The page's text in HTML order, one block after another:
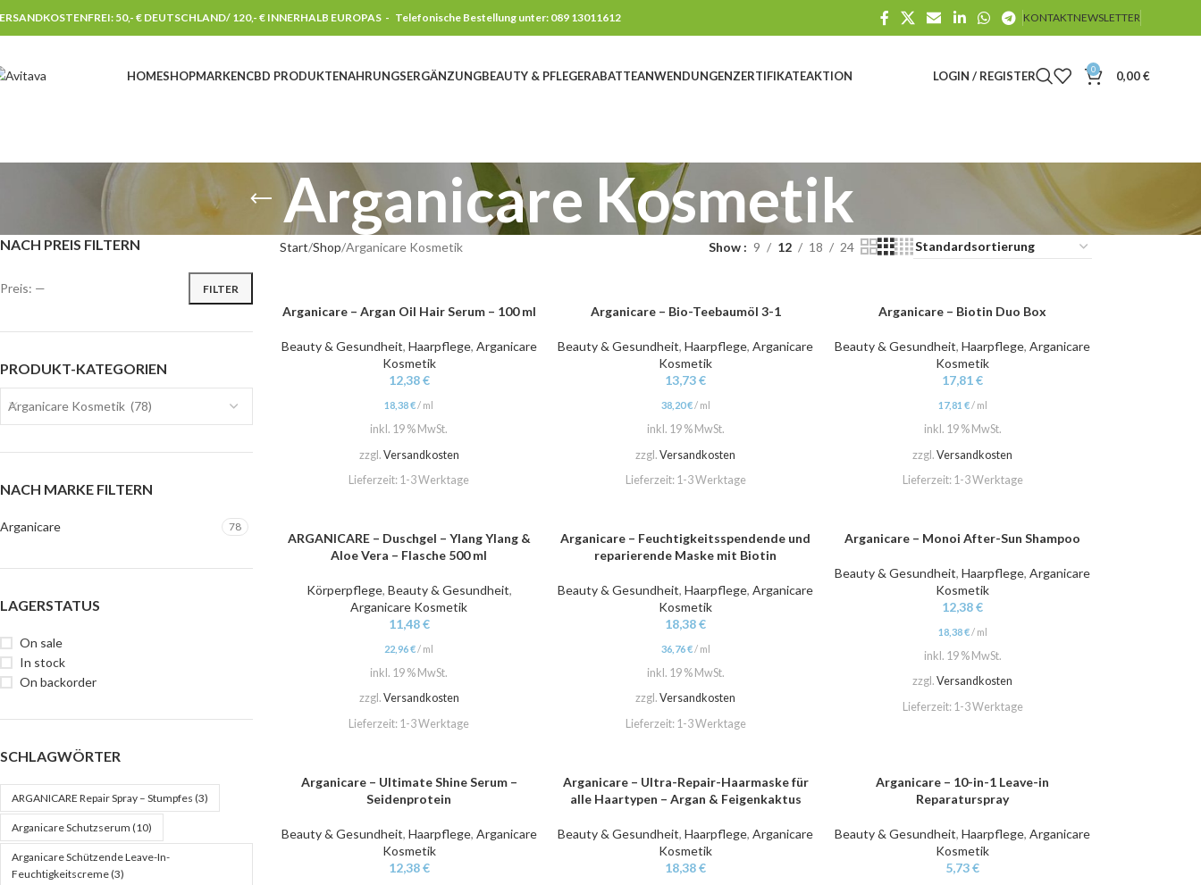
50,- € DEUTSCHLAND/ 120,- € INNERHALB EUROPAS - Telefonische Bestellung unter: 089 13011612 KONTAKTNEWSLETTER
HOMESHOPMARKENCBD PRODUKTENAHRUNGSERGÄNZUNGBEAUTY & PFLEGERABATTEANWENDUNGENZERTIFIKATEAKTION LOGIN / REGISTER 0 0,00€
Arganicare Kosmetik
NACH PREIS FILTERN
FILTER
Preis: —
PRODUKT-KATEGORIEN
Arganicare Kosmetik (78)
NACH MARKE FILTERN
Arganicare 78
LAGERSTATUS
On sale
In stock
On backorder
SCHLAGWÖRTER
ARGANICARE Repair Spray – Stumpfes (3)
Arganicare Schutzserum (10)
Arganicare Schützende Leave-In-
Feuchtigkeitscreme(3)
Start Shop Arganicare Kosmetik Show 9 12 18 24
IN DEN WARENKORB
Arganicare – Argan Oil Hair Serum – 100 ml
Beauty & Gesundheit, Haarpflege, Arganicare
Kosmetik
12,38€
18,38€/ ml
inkl. 19 % MwSt.
zzgl. Versandkosten
Lieferzeit: 1-3 Werktage
IN DEN WARENKORB
Arganicare – Bio-Teebaumöl 3-1
Beauty & Gesundheit,Haarpflege,Arganicare
Kosmetik
13,73€
38,20€/ ml
inkl. 19 % MwSt.
zzgl.Versandkosten
Lieferzeit: 1-3 Werktage
IN DEN WARENKORB
Arganicare – Biotin Duo Box
Beauty & Gesundheit,Haarpflege,Arganicare
Kosmetik
17,81€
17,81 €/ ml
inkl. 19 % MwSt.
zzgl.Versandkosten
Lieferzeit: 1-3 Werktage
IN DEN WARENKORB
ARGANICARE – Duschgel – Ylang Ylang &
Aloe Vera – Flasche 500 ml
Körperpflege, Beauty & Gesundheit,
Arganicare Kosmetik
11,48€
22,96€/ ml
inkl. 19 % MwSt.
zzgl. Versandkosten
Lieferzeit: 1-3 Werktage
IN DEN WARENKORB
Arganicare – Feuchtigkeitsspendende und
reparierende Maske mit Biotin
Beauty & Gesundheit,Haarpflege,Arganicare
Kosmetik
18,38€
36,76€/ ml
inkl. 19 % MwSt.
zzgl.Versandkosten
Lieferzeit: 1-3 Werktage
IN DEN WARENKORB
Arganicare – Monoi After-Sun Shampoo
Beauty & Gesundheit,Haarpflege,Arganicare
Kosmetik
12,38€
18,38€/ ml
inkl. 19 % MwSt.
zzgl.Versandkosten
Lieferzeit: 1-3 Werktage
IN DEN WARENKORB
Arganicare – Ultimate Shine Serum –
Seidenprotein
Beauty & Gesundheit, Haarpflege, Arganicare
Kosmetik
12,38€
IN DEN WARENKORB
Arganicare – Ultra-Repair-Haarmaske für
alle Haartypen – Argan & Feigenkaktus
Beauty & Gesundheit,Haarpflege,Arganicare
Kosmetik
18,38€
IN DEN WARENKORB
Arganicare – 10-in-1 Leave-in
Reparaturspray
Beauty & Gesundheit,Haarpflege,Arganicare
Kosmetik
5,73€